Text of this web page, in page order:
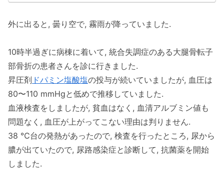
外に出ると, 曇り空で, 霧雨が降っていました.
10時半過ぎに病棟に着いて, 統合失調症のある大腿骨転子
部骨折の患者さんを診に行きました.
昇圧剤 ドパミン塩酸塩の投与が続いていましたが, 血圧は
80〜110 mmHgと低めで推移していました.
血液検査をしましたが, 貧血はなく, 血清アルブミン値も
問題なく, 血圧が上がってこない理由は判りません.
38 ℃台の発熱があったので, 検査を行ったところ, 尿から
膿が出ていたので, 尿路感染症と診断して, 抗菌薬を開始
しました.